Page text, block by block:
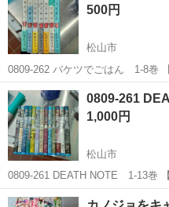
500円
松山市
0809-262 バケツでごはん 1-8巻 【状態】 ・使用に伴う多少のスレ、
キズ、落としきれない汚れなどご
さい ・お値引きは出来かねます
愛媛 松山市
0809-261
1,000円
松山市
0809-261 DEATH NOTE 1-13巻 【状態】 ・使用に伴う多少のスレ、
キズ、落としきれない汚れなどご
愛媛 松山市 マンガ、コ